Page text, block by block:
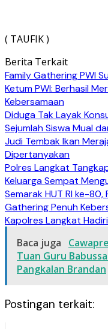
( TAUFIK )
Berita Terkait
Family Gathering PWI
Ketum PWI: Berhasil
Kebersamaan
Diduga Tak Layak
Sejumlah Siswa Mual
Judi Tembak Ikan
Dipertanyakan
Polres Langkat
Keluarga Sempat
Semarak HUT RI ke-
Gathering Penuh
Kapolres Langkat
Baca juga
Tuan Guru
Pangkalan Brandan
Postingan terkait: